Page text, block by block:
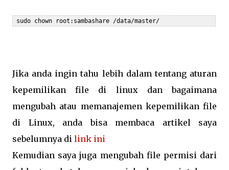
sudo chown root:sambashare /data/master/
Jika anda ingin tahu lebih dalam tentang aturan
kepemilikan file di linux dan bagaimana
mengubah atau memanajemen kepemilikan file
di Linux, anda bisa membaca artikel saya
sebelumnya di link ini
Kemudian saya juga mengubah file permisi dari